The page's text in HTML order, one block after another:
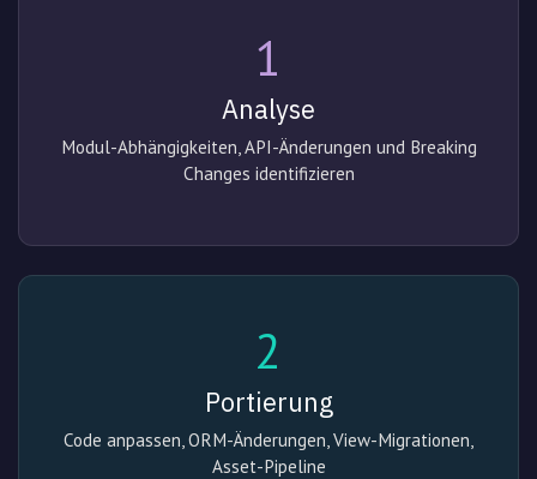
1
Analyse
Modul-Abhängigkeiten, API-Änderungen und Breaking
Changes identifizieren
2
Portierung
Code anpassen, ORM-Änderungen, View-Migrationen,
Asset-Pipeline